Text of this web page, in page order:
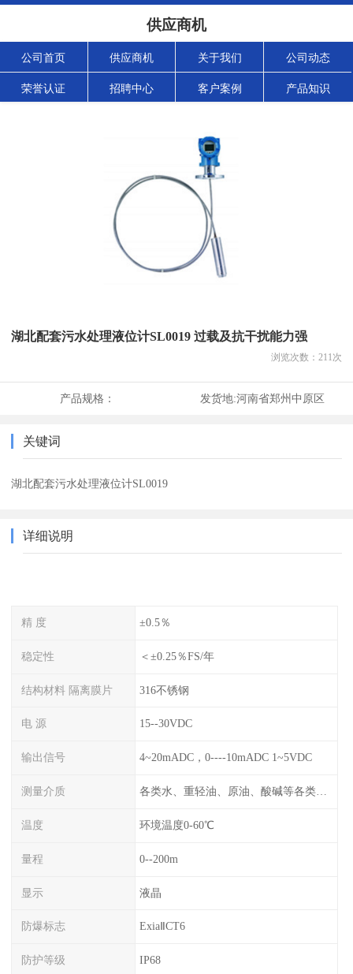
供应商机
公司首页 供应商机 关于我们 公司动态
荣誉认证 招聘中心 客户案例 产品知识
湖北配套污水处理液位计SL0019 过载及抗干扰能力强
浏览次数： 211次
产品规格： 发货地:河南省郑州中原区
关键词
湖北配套污水处理液位计SL0019
详细说明
精 度 ±0.5％
稳定性 ＜±0.25％FS/年
结构材料 隔离膜片 316不锈钢
电 源 15--30VDC
输出信号 4~20mADC，0----10mADC 1~5VDC
测量介质 各类水、重轻油、原油、酸碱等各类腐蚀液
温度 环境温度0-60℃
量程 0--200m
显示 液晶
防爆标志 ExiaⅡCT6
防护等级 IP68